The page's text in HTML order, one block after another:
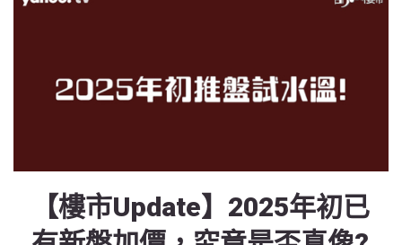
【樓市Update】2025年初已